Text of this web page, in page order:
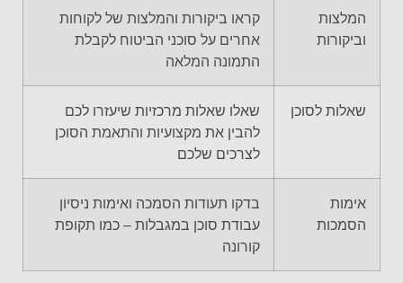
המלצות
וביקורות
קראו ביקורות והמלצות של לקוחות
אחרים על סוכני הביטוח לקבלת
התמונה המלאה
שאלות לסוכן
שאלו שאלות מרכזיות שיעזרו לכם
להבין את מקצועיות והתאמת הסוכן
לצרכים שלכם
אימות
הסמכות
בדקו תעודות הסמכה ואימות ניסיון
עבודת סוכן במגבלות – כמו תקופת
קורונה